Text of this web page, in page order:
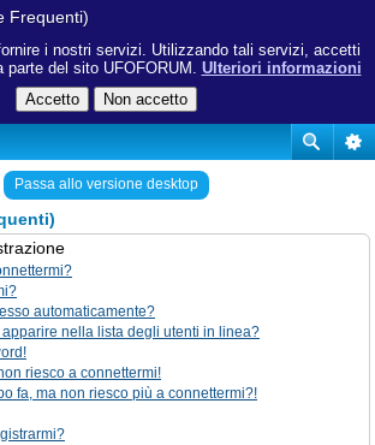
i nostri servizi. Utilizzando tali servizi, accetti
parte del sito UFOFORUM. Ulteriori informazioni
Frequenti)
Passa allo versione desktop
automaticamente?
nella lista degli utenti in linea?
riesco a connettermi!
fa, ma non riesco più a connettermi?!